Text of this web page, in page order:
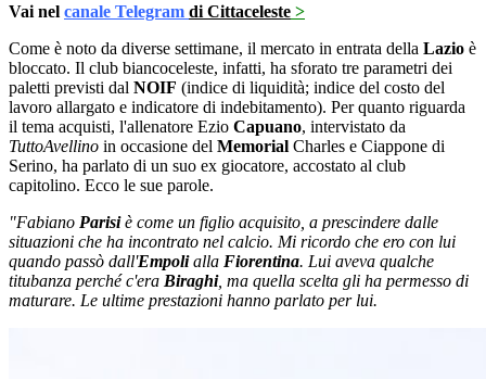
Vai nel canale Telegram di Cittaceleste >
Come è noto da diverse settimane, il mercato in entrata della Lazio è
bloccato. Il club biancoceleste, infatti, ha sforato tre parametri dei
paletti previsti dal NOIF (indice di liquidità; indice del costo del
lavoro allargato e indicatore di indebitamento). Per quanto riguarda
il tema acquisti, l'allenatore Ezio Capuano, intervistato da
TuttoAvellino in occasione del Memorial Charles e Ciappone di
Serino, ha parlato di un suo ex giocatore, accostato al club
capitolino. Ecco le sue parole.
"Fabiano Parisiè come un figlio acquisito, a prescindere dalle
situazioni che ha incontrato nel calcio. Mi ricordo che ero con lui
quando passò dall'Empolialla Fiorentina. Lui aveva qualche
titubanza perché c'era Biraghi, ma quella scelta gli ha permesso di
maturare. Le ultime prestazioni hanno parlato per lui.